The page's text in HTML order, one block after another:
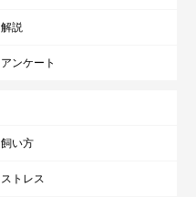
解説
アンケート
飼い方
ストレス